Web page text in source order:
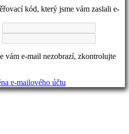
kód, který jsme vám zaslali e-
vám e-mail nezobrazí, zkontrolujte
e-mailového účtu